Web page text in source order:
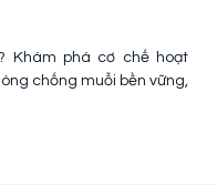
Khám phá cơ chế hoạt
chống muỗi bền vững,